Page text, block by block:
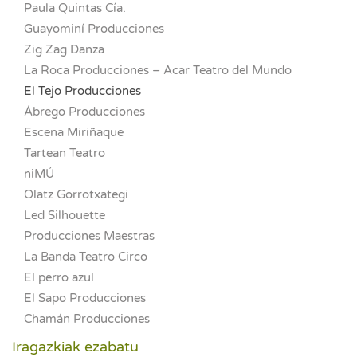
Paula Quintas Cía.
Guayominí Producciones
Zig Zag Danza
La Roca Producciones – Acar Teatro del Mundo
El Tejo Producciones
Ábrego Producciones
Escena Miriñaque
Tartean Teatro
niMÚ
Olatz Gorrotxategi
Led Silhouette
Producciones Maestras
La Banda Teatro Circo
El perro azul
El Sapo Producciones
Chamán Producciones
Iragazkiak ezabatu